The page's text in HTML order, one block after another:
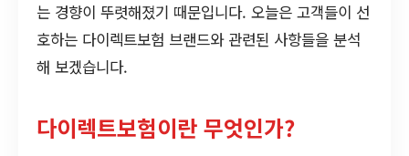
는 경향이 뚜렷해졌기 때문입니다. 오늘은 고객들이 선
호하는 다이렉트보험 브랜드와 관련된 사항들을 분석
해 보겠습니다.
다이렉트보험이란 무엇인가?